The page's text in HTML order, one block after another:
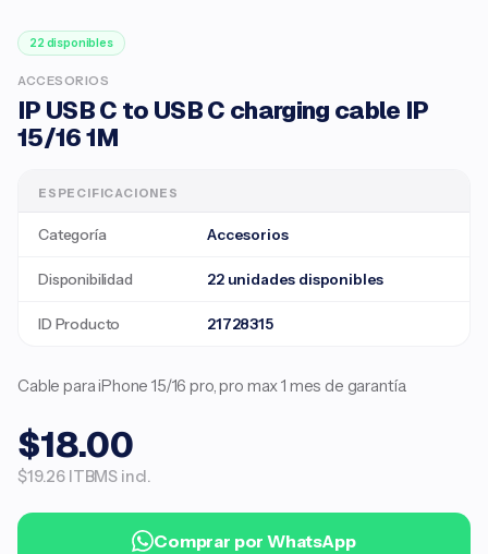
22 disponibles
ACCESORIOS
IP USB C to USB C charging cable IP
15/16 1M
ESPECIFICACIONES
Categoría Accesorios
Disponibilidad 22 unidades disponibles
ID Producto 21728315
Cable para iPhone 15/16 pro, pro max 1 mes de garantía.
$18.00
$19.26 ITBMS incl.
Comprar por WhatsApp